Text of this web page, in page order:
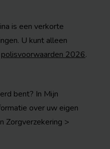
is een verkorte
U kunt alleen
polisvoorwaarden 2026.
bent? In Mijn
over uw eigen
Zorgverzekering >